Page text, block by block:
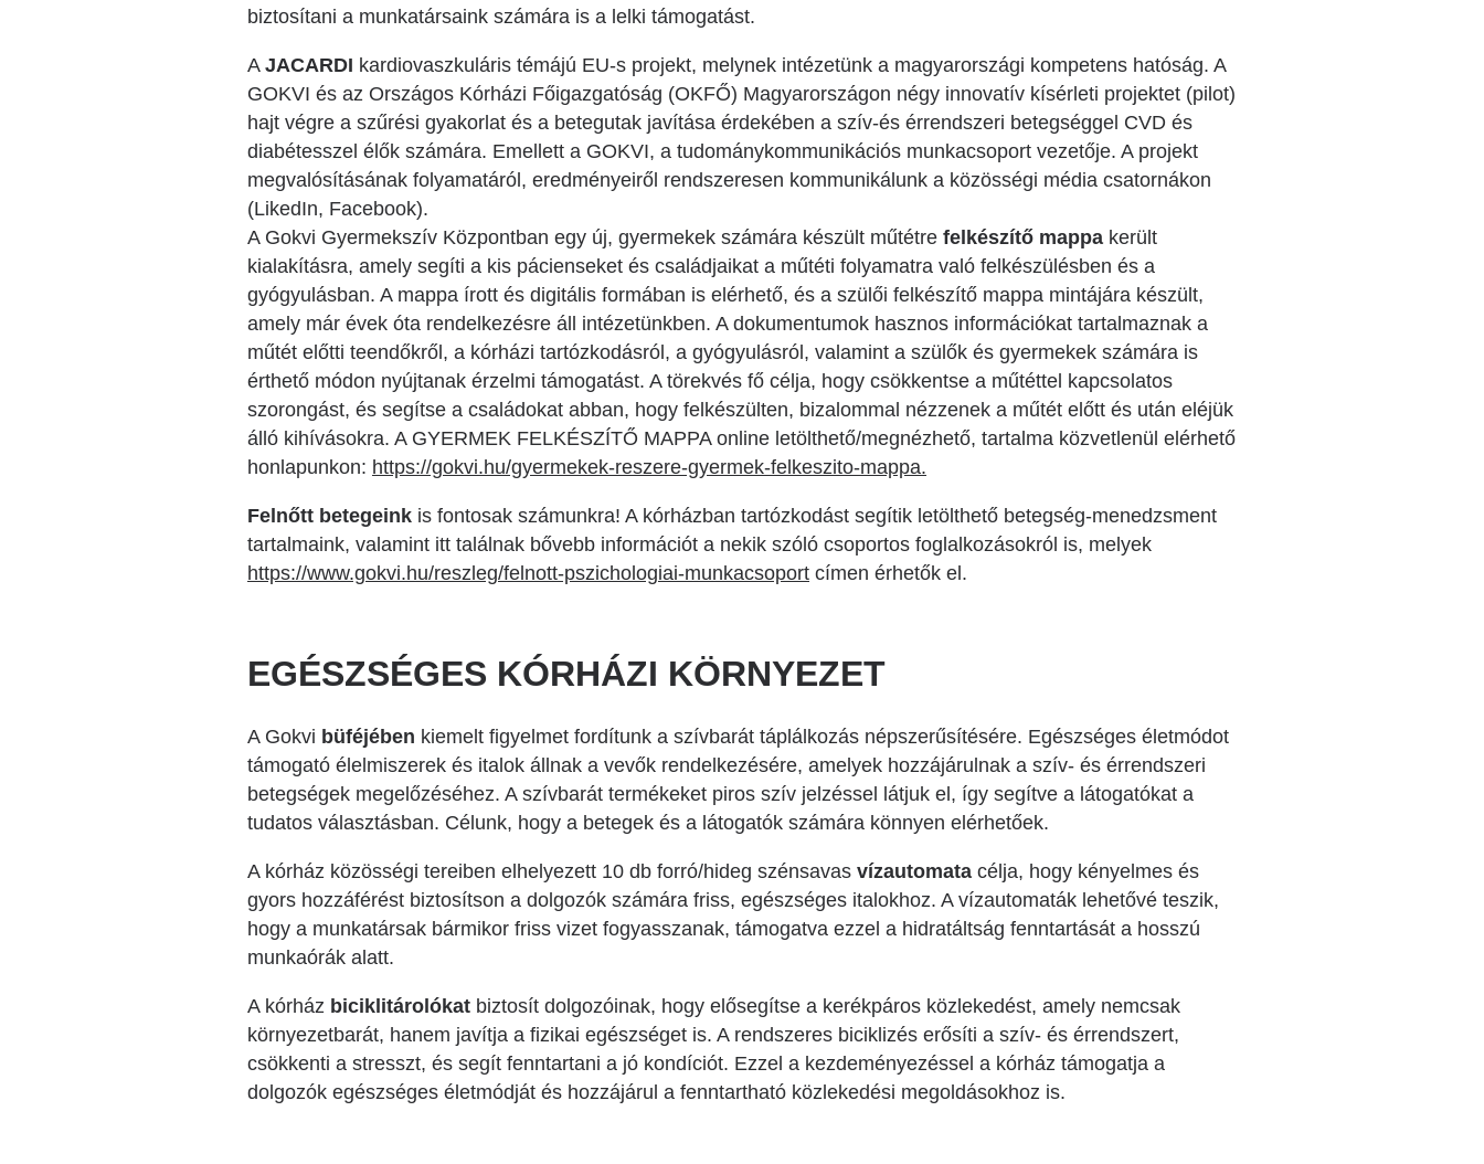
biztosítani a munkatársaink számára is a lelki támogatást.
A JACARDI kardiovaszkuláris témájú EU-s projekt, melynek intézetünk a magyarországi kompetens hatóság. A
GOKVI és az Országos Kórházi Főigazgatóság (OKFŐ) Magyarországon négy innovatív kísérleti projektet (pilot)
hajt végre a szűrési gyakorlat és a betegutak javítása érdekében a szív-és érrendszeri betegséggel CVD és
diabétesszel élők számára. Emellett a GOKVI, a tudománykommunikációs munkacsoport vezetője. A projekt
megvalósításának folyamatáról, eredményeiről rendszeresen kommunikálunk a közösségi média csatornákon
(LikedIn, Facebook).
A Gokvi Gyermekszív Központban egy új, gyermekek számára készült műtétre felkészítő mappa került
kialakításra, amely segíti a kis pácienseket és családjaikat a műtéti folyamatra való felkészülésben és a
gyógyulásban. A mappa írott és digitális formában is elérhető, és a szülői felkészítő mappa mintájára készült,
amely már évek óta rendelkezésre áll intézetünkben. A dokumentumok hasznos információkat tartalmaznak a
műtét előtti teendőkről, a kórházi tartózkodásról, a gyógyulásról, valamint a szülők és gyermekek számára is
érthető módon nyújtanak érzelmi támogatást. A törekvés fő célja, hogy csökkentse a műtéttel kapcsolatos
szorongást, és segítse a családokat abban, hogy felkészülten, bizalommal nézzenek a műtét előtt és után eléjük
álló kihívásokra. A GYERMEK FELKÉSZÍTŐ MAPPA online letölthető/megnézhető, tartalma közvetlenül elérhető
honlapunkon: https://gokvi.hu/gyermekek-reszere-gyermek-felkeszito-mappa.
Felnőtt betegeink is fontosak számunkra! A kórházban tartózkodást segítik letölthető betegség-menedzsment
tartalmaink, valamint itt találnak bővebb információt a nekik szóló csoportos foglalkozásokról is, melyek
https://www.gokvi.hu/reszleg/felnott-pszichologiai-munkacsoport címen érhetők el.
EGÉSZSÉGES KÓRHÁZI KÖRNYEZET
A Gokvi büféjében kiemelt figyelmet fordítunk a szívbarát táplálkozás népszerűsítésére. Egészséges életmódot
támogató élelmiszerek és italok állnak a vevők rendelkezésére, amelyek hozzájárulnak a szív- és érrendszeri
betegségek megelőzéséhez. A szívbarát termékeket piros szív jelzéssel látjuk el, így segítve a látogatókat a
tudatos választásban. Célunk, hogy a betegek és a látogatók számára könnyen elérhetőek.
A kórház közösségi tereiben elhelyezett 10 db forró/hideg szénsavas vízautomata célja, hogy kényelmes és
gyors hozzáférést biztosítson a dolgozók számára friss, egészséges italokhoz. A vízautomaták lehetővé teszik,
hogy a munkatársak bármikor friss vizet fogyasszanak, támogatva ezzel a hidratáltság fenntartását a hosszú
munkaórák alatt.
A kórház biciklitárolókat biztosít dolgozóinak, hogy elősegítse a kerékpáros közlekedést, amely nemcsak
környezetbarát, hanem javítja a fizikai egészséget is. A rendszeres biciklizés erősíti a szív- és érrendszert,
csökkenti a stresszt, és segít fenntartani a jó kondíciót. Ezzel a kezdeményezéssel a kórház támogatja a
dolgozók egészséges életmódját és hozzájárul a fenntartható közlekedési megoldásokhoz is.